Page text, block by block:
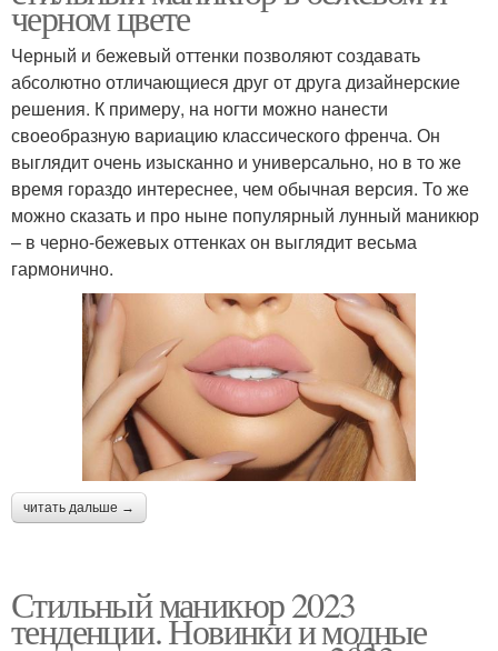
черном цвете
Черный и бежевый оттенки позволяют создавать
абсолютно отличающиеся друг от друга дизайнерские
решения. К примеру, на ногти можно нанести
своеобразную вариацию классического френча. Он
выглядит очень изысканно и универсально, но в то же
время гораздо интереснее, чем обычная версия. То же
можно сказать и про ныне популярный лунный маникюр
– в черно-бежевых оттенках он выглядит весьма
гармонично.
читать дальше →
Стильный маникюр 2023
тенденции. Новинки и модные